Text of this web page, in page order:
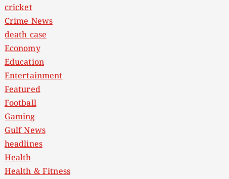
cricket
Crime News
death case
Economy
Education
Entertainment
Featured
Football
Gaming
Gulf News
headlines
Health
Health & Fitness